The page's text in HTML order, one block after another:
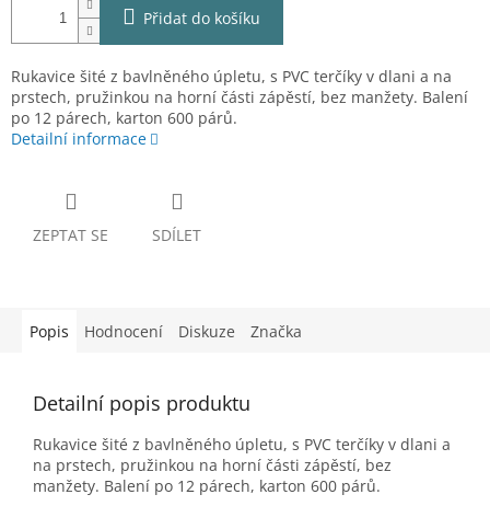
Přidat do košíku
Rukavice šité z bavlněného úpletu, s PVC terčíky v dlani a na
prstech, pružinkou na horní části zápěstí, bez manžety. Balení
po 12 párech, karton 600 párů.
Detailní informace
ZEPTAT SE SDÍLET
Popis Hodnocení Diskuze Značka
Detailní popis produktu
Rukavice šité z bavlněného úpletu, s PVC terčíky v dlani a
na prstech, pružinkou na horní části zápěstí, bez
manžety. Balení po 12 párech, karton 600 párů.